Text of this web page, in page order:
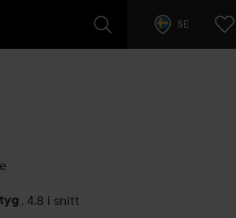
SE
, 4.8 i snitt